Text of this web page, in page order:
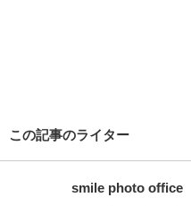
この記事のライター
smile photo office